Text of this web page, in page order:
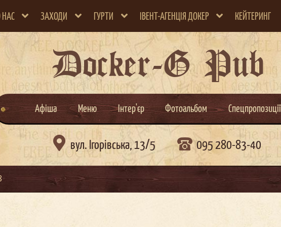
НАС ЗАХОДИ ГУРТИ ІВЕНТ-АГЕНЦІЯ ДОКЕР КЕЙТЕРИНГ
Docker-G Pub
Афіша Меню Інтер'єр Фотоальбом Спецпропозиції
 вул. Ігорівська, 13/5 095 280-83-40